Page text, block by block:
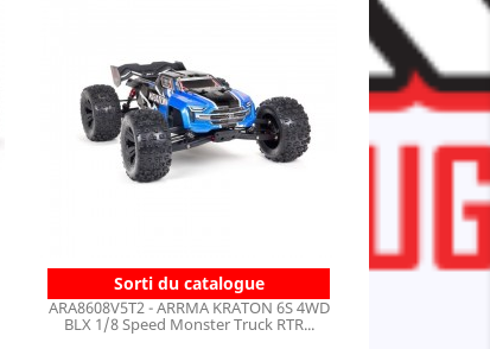
Sorti du catalogue
ARA8608V5T2 - ARRMA KRATON 6S 4WD
BLX 1/8 Speed Monster Truck RTR...